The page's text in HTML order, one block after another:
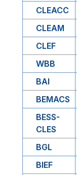
CLEACC
CLEAM
CLEF
WBB
BAI
BEMACS
BESS-
CLES
BGL
BIEF